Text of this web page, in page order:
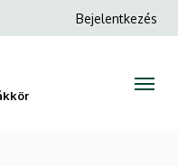
Anonim
Bejelentkezés